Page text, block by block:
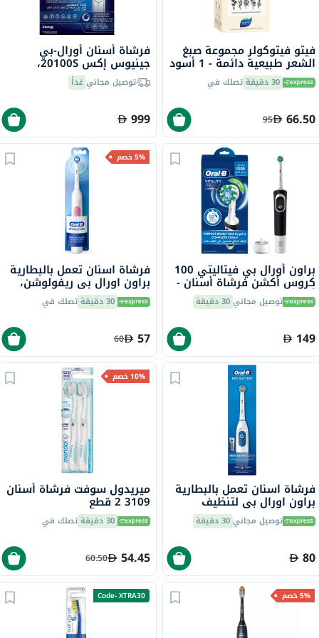
فيتو فيتوكولر مجموعة صبغ
الشعر طبيعية دائمة - 1 أسود
30 دقيقة تصلك في
66.50
95
فرشاة أسنان أورال-بي
جينيوس إكس 20100S،
بتقنية الذكاء الإصطناعي
توصيل مجانيغداً
999
براون أورال بي فيتاليتي 100
كروس أكشن فرشاة أسنان -
أسود D100.413.1 توصيل مجاني30 دقيقة
149
5% خصم
فرشاة اسنان تعمل بالبطارية
براون اورال بي ريفولوشن،
ابيض 30 دقيقة تصلك في
57
60
فرشاة اسنان تعمل بالبطارية
براون اورال بي لتنظيف
دقيق، ابيضتوصيل مجاني30 دقيقة
80
10% خصم
ميريدول سوفت فرشاة أسنان
3109 2 قطع
30 دقيقة تصلك في
54.45
60.50
5% خصم Code- XTRA30